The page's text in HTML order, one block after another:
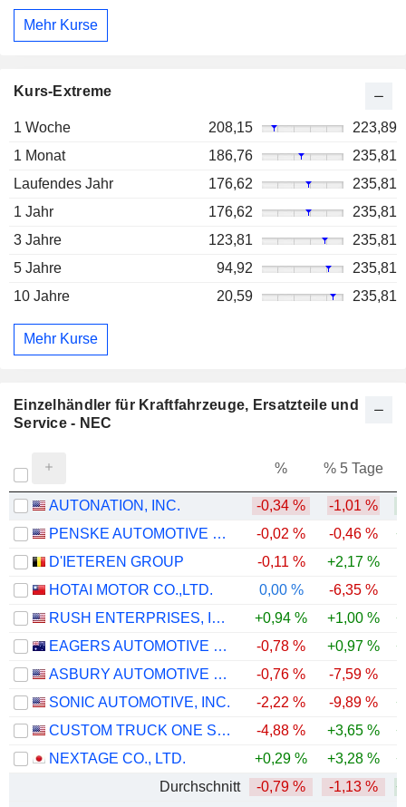
Mehr Kurse
Kurs-Extreme
1 Woche 208,15
223,89
1 Monat
186,76
235,81
Laufendes Jahr
176,62
235,81
1 Jahr
176,62
235,81
3 Jahre
123,81
235,81
5 Jahre
94,92
235,81
10 Jahre
20,59 235,81
Mehr Kurse
Einzelhändler für Kraftfahrzeuge, Ersatzteile und
Service - NEC
% % 5 Tage
AUTONATION, INC. -0,34 % -1,01 %
PENSKE AUTOMOTIVE GROUP, INC.
-0,02 % -0,46 %
D'IETEREN GROUP
-0,11 % +2,17 %
HOTAI MOTOR CO.,LTD.
0,00 % -6,35 %
RUSH ENTERPRISES, INC.
+0,94 % +1,00 %
EAGERS AUTOMOTIVE LIMITED
-0,78 % +0,97 %
ASBURY AUTOMOTIVE GROUP, INC.
-0,76 % -7,59 %
SONIC AUTOMOTIVE, INC.
-2,22 % -9,89 %
CUSTOM TRUCK ONE SOURCE, INC.
-4,88 % +3,65 %
NEXTAGE CO., LTD.
+0,29 % +3,28 %
Durchschnitt
-0,79 % -1,13 %